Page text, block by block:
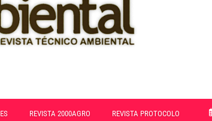
REVISTA 2000AGRO REVISTA PROTOCOLO